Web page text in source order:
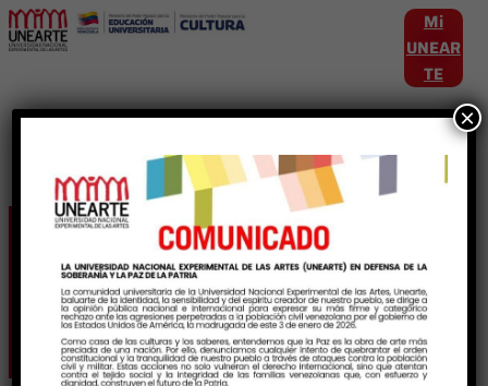
Mi
UNEAR
TE
Etiqueta:
ResguardoDeObrasCulturales
×